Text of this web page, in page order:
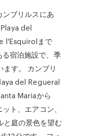
ブリルスにあ
del
l'Esquirolまで
宿泊施設で、季
す。 カンブリ
del Regueral
Mariaから
ト、エアコン、
と庭の景色を望む